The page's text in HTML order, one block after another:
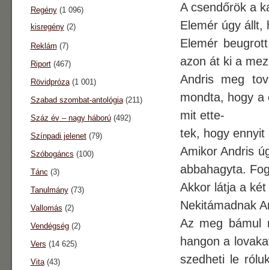
A csendőrök a
Elemér úgy állt,
Elemér
azon át ki a
Andris meg
mondta, hogy a
mit ette-
tek, hogy ennyit
Amikor Andris
abbahagyta.
Akkor látja a
Nekitámadnak
Az meg bámul
hangon a
szedheti le
Regény(1 096)
kisregény(2)
Reklám (7)
Riport(467)
Rövidpróza(1 001)
Szabad szombat-antológia(211)
Száz év – nagy háború(492)
Színpadi jelenet(79)
Szóbogáncs (100)
Tánc (3)
Tanulmány(73)
Vallomás (2)
Vendégség(2)
Vers (14 625)
Vita(43)